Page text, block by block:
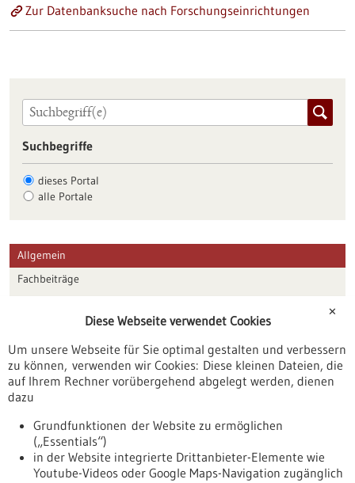
Zur Datenbanksuche nach Forschungseinrichtungen
Suchbegriffe
dieses Portal
alle Portale
Allgemein
Fachbeiträge
Veranstaltungen
Erscheinungsdatum
✕
Diese Webseite verwendet Cookies
Um unsere Webseite für Sie optimal gestalten und verbessern
zu können, verwenden wir Cookies: Diese kleinen Dateien, die
auf Ihrem Rechner vorübergehend abgelegt werden, dienen
dazu
Grundfunktionen der Website zu ermöglichen
(„Essentials“)
in der Website integrierte Drittanbieter-Elemente wie
Youtube-Videos oder Google Maps-Navigation zugänglich